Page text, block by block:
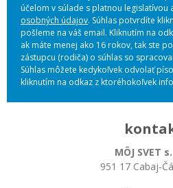
účelom v súlade s platnou legislatívou
osobných údajov. Súhlas potvrdíte
pošleme na váš email. Kliknutím na
ak máte menej ako 16 rokov, tak ste
zástupcu (rodiča) o súhlas so
Súhlas môžete kedykoľvek odvolať
kliknutím na odkaz z ktoréhokoľvek
MÔJ SVET
951 17 Cabaj-